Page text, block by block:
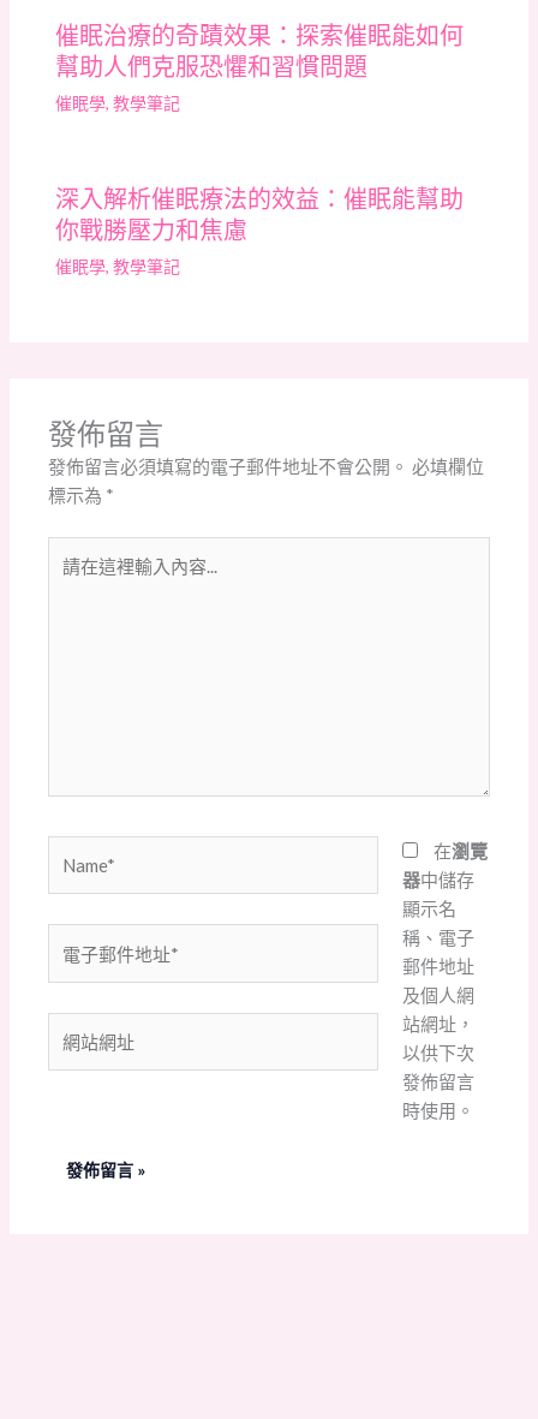
催眠治療的奇蹟效果：探索催眠能如何
幫助人們克服恐懼和習慣問題
催眠學, 教學筆記
深入解析催眠療法的效益：催眠能幫助
你戰勝壓力和焦慮
催眠學, 教學筆記
發佈留言
發佈留言必須填寫的電子郵件地址不會公開。 必填欄位
標示為 *
在
子
地
站
在瀏覽
器中儲存
顯示名
稱、電子
郵件地址
及個人網
站網址，
以供下次
發佈留言
時使用。